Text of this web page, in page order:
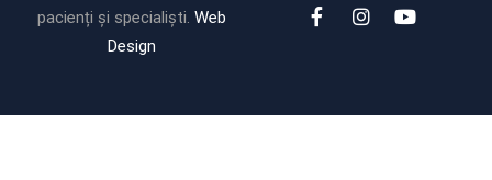
pacienți și specialiști. Web
Design